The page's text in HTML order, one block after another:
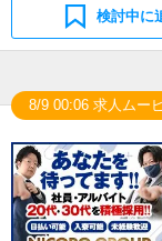
検討中に
8/9 00:06 求人ムー